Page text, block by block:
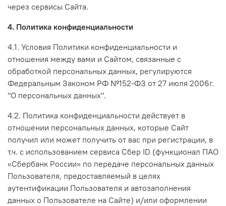
через сервисы Сайта.
4. Политика конфиденциальности
4.1. Условия Политики конфиденциальности и
отношения между вами и Сайтом, связанные с
обработкой персональных данных, регулируются
Федеральным Законом РФ №152-ФЗ от 27 июля 2006г.
"О персональных данных".
4.2. Политика конфиденциальности действует в
отношении персональных данных, которые Сайт
получил или может получить от вас при регистрации, в
т.ч. с использованием сервиса Сбер ID (функционал ПАО
«Сбербанк России» по передаче персональных данных
Пользователя, предоставляемый в целях
аутентификации Пользователя и автозаполнения
данных о Пользователе на Сайте) и/или оформлении